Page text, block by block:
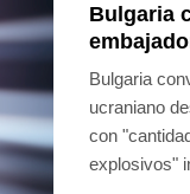
muerte de
región rusa
Bulgaria
explosión
su
Bulgaria
ucraniano
con
explosivos"